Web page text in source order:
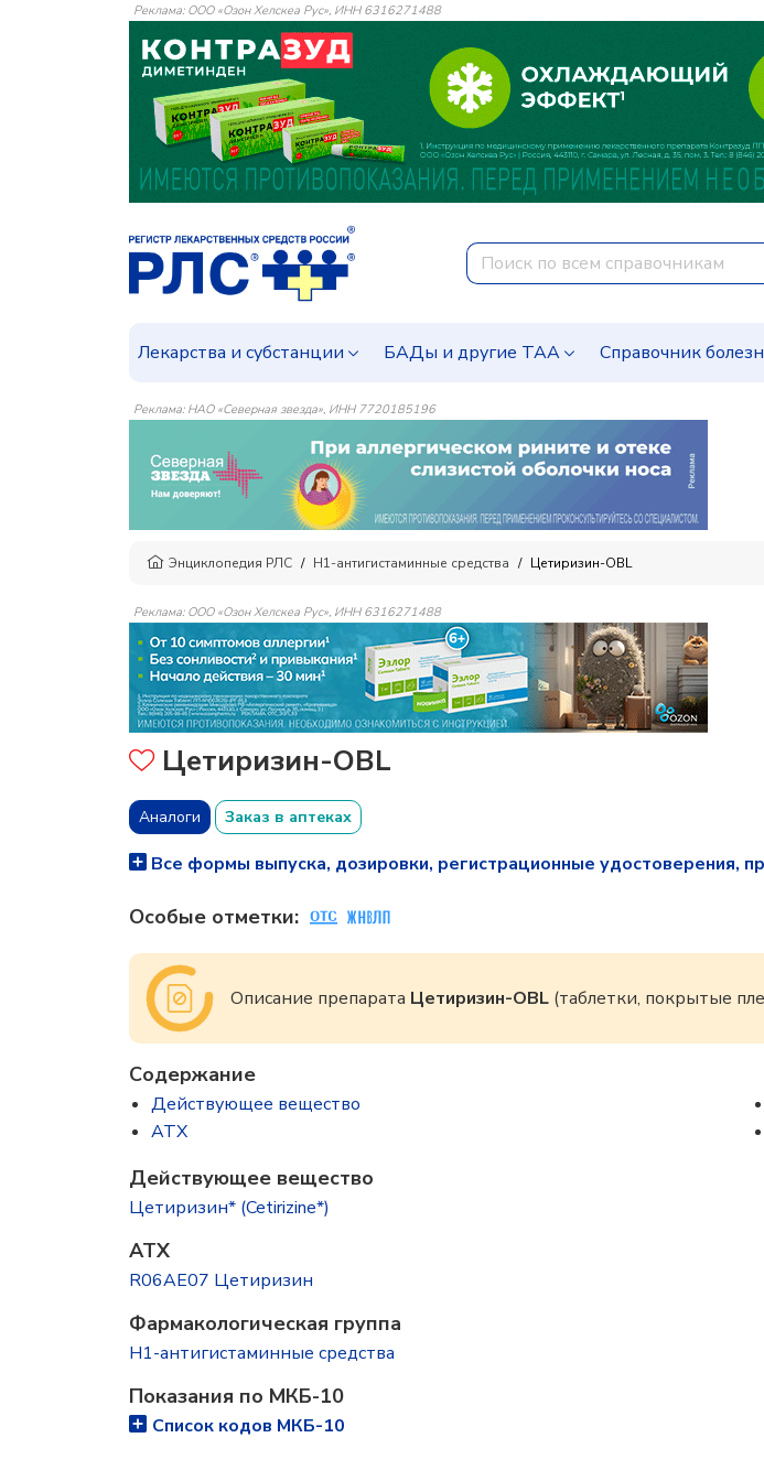
Реклама: ООО «Озон Хелскеа Рус», ИНН 6316271488
Лекарства и субстанции БАДы и другие ТАА Справочник
Реклама: НАО «Северная звезда», ИНН 7720185196
Энциклопедия РЛС H1-антигистаминные средства Цетиризин-OBL
Реклама: ООО «Озон Хелскеа Рус», ИНН 6316271488
Цетиризин-OBL
Аналоги Заказ в аптеках
Все формы выпуска, дозировки, регистрационные удостоверения,
Особые отметки:
Описание препарата Цетиризин-OBL (таблетки, покрытые
Содержание
Действующее вещество
ATX
Действующее вещество
Цетиризин* (Cetirizine*)
ATX
R06AE07 Цетиризин
Фармакологическая группа
H1-антигистаминные средства
Показания по МКБ-10
Список кодов МКБ-10